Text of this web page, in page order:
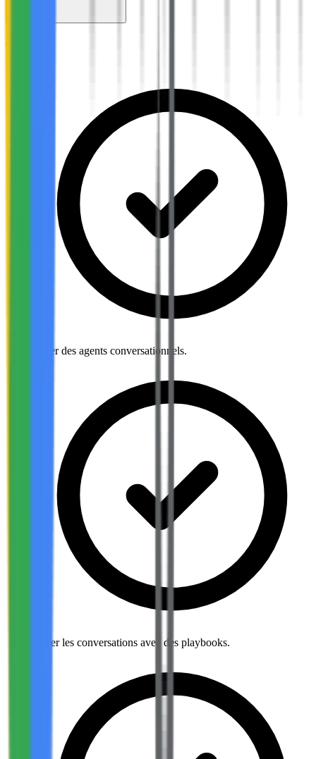
Créer des agents conversationnels.
Gérer les conversations avec des playbooks.